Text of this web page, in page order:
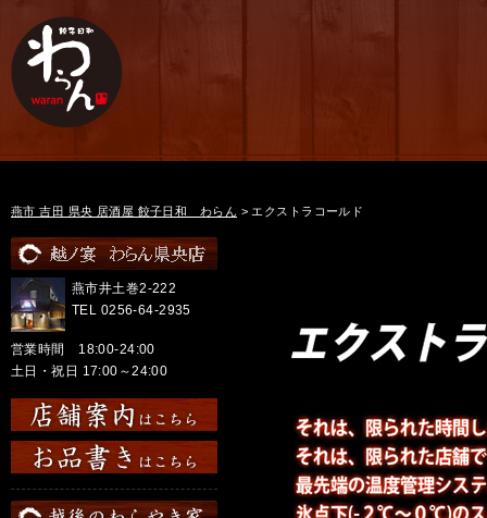
燕市 吉田 県央 居酒屋 餃子日和 わらん > エクストラコールド
燕市井土巻2-222
TEL 0256-64-2935
営業時間 18:00-24:00
土日・祝日 17:00～24:00